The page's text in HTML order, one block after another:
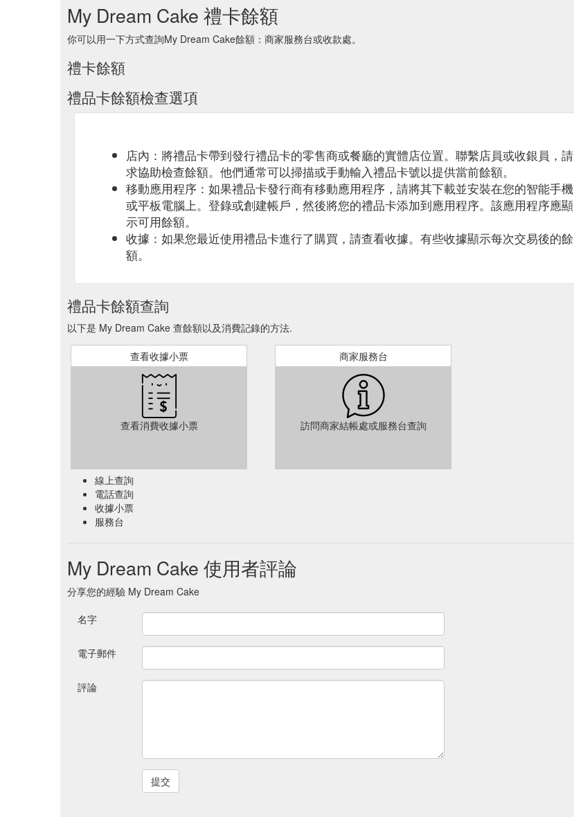
My Dream Cake 禮卡餘額
你可以用一下方式查詢My Dream Cake餘額：商家服務台或收款處。
禮卡餘額
禮品卡餘額檢查選項
店內：將禮品卡帶到發行禮品卡的零售商或餐廳的實體店位置。聯繫店員或收銀員，請
求協助檢查餘額。他們通常可以掃描或手動輸入禮品卡號以提供當前餘額。
移動應用程序：如果禮品卡發行商有移動應用程序，請將其下載並安裝在您的智能手機
或平板電腦上。登錄或創建帳戶，然後將您的禮品卡添加到應用程序。該應用程序應顯
示可用餘額。
收據：如果您最近使用禮品卡進行了購買，請查看收據。有些收據顯示每次交易後的餘
額。
禮品卡餘額查詢
以下是 My Dream Cake 查餘額以及消費記錄的方法.
查看收據小票
查看消費收據小票
商家服務台
訪問商家結帳處或服務台查詢
線上查詢
電話查詢
收據小票
服務台
My Dream Cake 使用者評論
分享您的經驗 My Dream Cake
名字
電子郵件
評論